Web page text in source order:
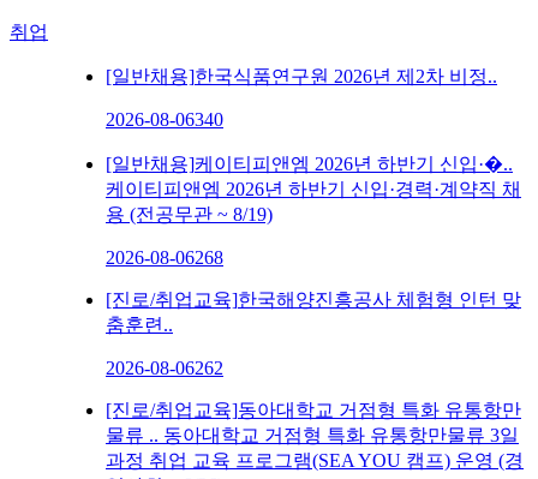
취업
[일반채용]한국식품연구원 2026년 제2차 비정..
2026-08-06340
[일반채용]케이티피앤엠 2026년 하반기 신입·�..
케이티피앤엠 2026년 하반기 신입·경력·계약직 채
용 (전공무관 ~ 8/19)
2026-08-06268
[진로/취업교육]한국해양진흥공사 체험형 인턴 맞
춤훈련..
2026-08-06262
[진로/취업교육]동아대학교 거점형 특화 유통항만
물류 .. 동아대학교 거점형 특화 유통항만물류 3일
과정 취업 교육 프로그램(SEA YOU 캠프) 운영 (경